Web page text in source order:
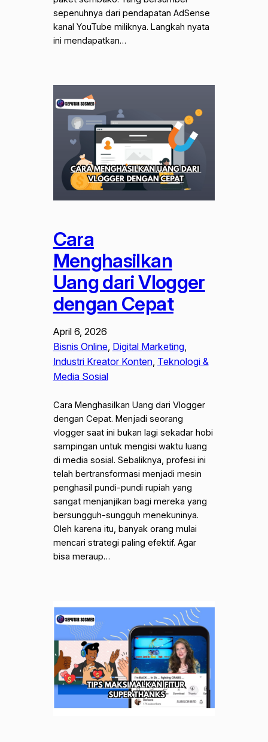
sepenuhnya dari pendapatan AdSense
kanal YouTube miliknya. Langkah nyata
ini mendapatkan…
Cara
Menghasilkan
Uang dari Vlogger
dengan Cepat
April 6, 2026
Bisnis Online, Digital Marketing
Industri Kreator Konten, Teknologi &
Media Sosial
Cara Menghasilkan Uang dari Vlogger
dengan Cepat. Menjadi seorang
vlogger saat ini bukan lagi sekadar hobi
sampingan untuk mengisi waktu luang
di media sosial. Sebaliknya, profesi ini
telah bertransformasi menjadi mesin
penghasil pundi-pundi rupiah yang
sangat menjanjikan bagi mereka yang
bersungguh-sungguh menekuninya.
Oleh karena itu, banyak orang mulai
mencari strategi paling efektif. Agar
bisa meraup…